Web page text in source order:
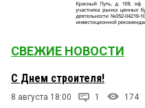
СВЕЖИЕ НОВОСТИ
С Днем строителя!
8 августа 18:00 1 174